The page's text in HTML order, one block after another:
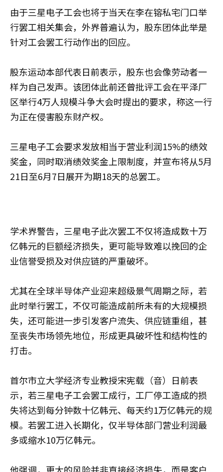
由于三星电子工会也将于当天在李在镕私宅门口举
行罢工相关集会，外界普遍认为，股东团体此举是
针对工会罢工行动作出的回应。
股东运动本部代表日前表示，股东也会像劳动者一
样为自己发声。该团体此前还曾批评工会在平泽厂
区举行4万人规模斗争大会时提出的要求，称这一行
为正在侵害股东财产权。
三星电子工会要求发放相当于营业利润15%的绩效
奖金，同时取消绩效奖金上限制度，并宣布将从5月
21日至6月7日展开为期18天的总罢工。
学术界警告，三星电子此次罢工不仅将造成数十万
亿韩元的巨额经济损失，更可能导致难以挽回的企
业信誉受损及对供应链的严重破坏。
尤其在全球半导体产业迎来超级景气周期之际，若
此时举行罢工，不仅可能造成前所未有的大规模损
失，还可能进一步引发客户流失、供应链重组，甚
至丧失市场领先地位，形成更具破坏性和结构性的
打击。
首尔市立大学经济专业教授宋宪载（音）日前表
示，若三星电子工会罢工成行，工厂停工造成的损
失将达到每分钟数十亿韩元、每天约1万亿韩元的规
模。若罢工进入长期化，仅半导体部门营业利润最
多或缩水10万亿韩元。
他强调，更大的风险并非直接经济损失，而是客户